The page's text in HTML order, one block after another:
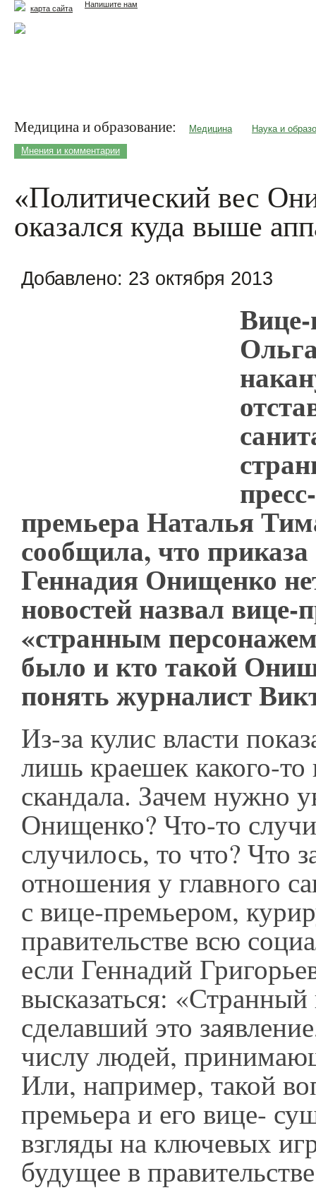
Напишите нам
карта сайта
Медицина и образование: Медицина Наука и
Мнения и комментарии
«Политический вес
оказался куда выше
Добавлено: 23 октября 2013
премьера Наталья
сообщила, что приказа
Геннадия Онищенко
новостей назвал вице-
«странным
было и кто такой
понять журналист
Из-за кулис власти
лишь краешек какого-то
скандала. Зачем нужно
Онищенко? Что-то
случилось, то что? Что
отношения у главного
с вице-премьером,
правительстве всю
если Геннадий
высказаться:
сделавший это
числу людей,
Или, например, такой
премьера и его вице-
взгляды на ключевых
будущее в